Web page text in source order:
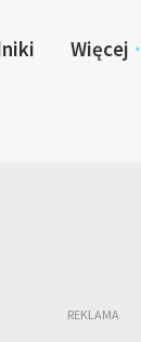
Więcej